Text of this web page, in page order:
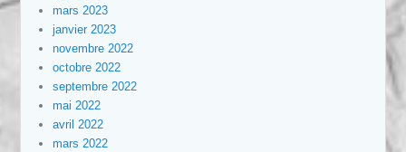
mars 2023
janvier 2023
novembre 2022
octobre 2022
septembre 2022
mai 2022
avril 2022
mars 2022